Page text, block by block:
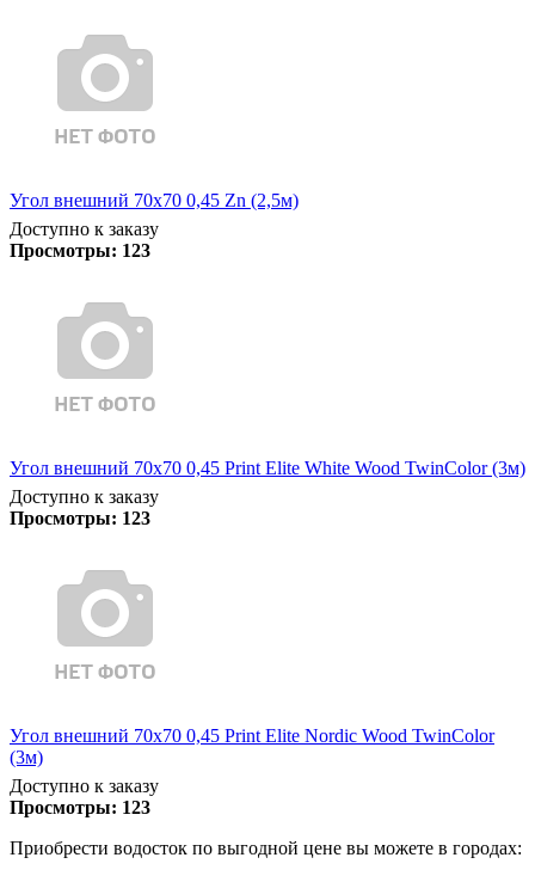
Угол внешний 70х70 0,45 Zn (2,5м)
Доступно к заказу
Просмотры: 123
Угол внешний 70х70 0,45 Print Elite White Wood TwinColor (3м)
Доступно к заказу
Просмотры: 123
Угол внешний 70х70 0,45 Print Elite Nordic Wood TwinColor
(3м)
Доступно к заказу
Просмотры: 123
Приобрести водосток по выгодной цене вы можете в городах: